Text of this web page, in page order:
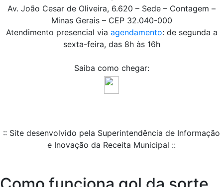
Av. João Cesar de Oliveira, 6.620 – Sede – Contagem –
Minas Gerais – CEP 32.040-000
Atendimento presencial via agendamento: de segunda a
sexta-feira, das 8h às 16h
Saiba como chegar:
:: Site desenvolvido pela Superintendência de Informação
e Inovação da Receita Municipal ::